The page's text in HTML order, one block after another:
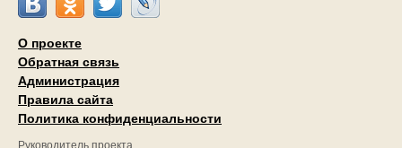
О проекте
Обратная связь
Администрация
Правила сайта
Политика конфиденциальности
Руководитель проекта